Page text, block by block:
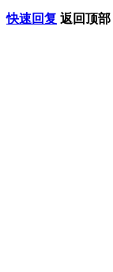
快速回复 返回顶部